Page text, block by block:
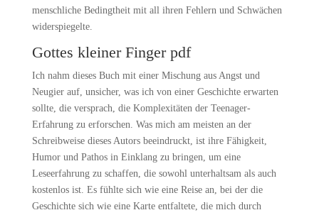
menschliche Bedingtheit mit all ihren Fehlern und Schwächen
widerspiegelte.
Gottes kleiner Finger pdf
Ich nahm dieses Buch mit einer Mischung aus Angst und
Neugier auf, unsicher, was ich von einer Geschichte erwarten
sollte, die versprach, die Komplexitäten der Teenager-
Erfahrung zu erforschen. Was mich am meisten an der
Schreibweise dieses Autors beeindruckt, ist ihre Fähigkeit,
Humor und Pathos in Einklang zu bringen, um eine
Leseerfahrung zu schaffen, die sowohl unterhaltsam als auch
kostenlos ist. Es fühlte sich wie eine Reise an, bei der die
Geschichte sich wie eine Karte entfaltete, die mich durch